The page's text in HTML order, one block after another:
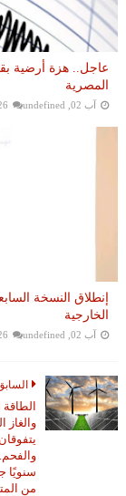
المصرية
آب 02, 2026 undefined
إنطلاق النسخة
الخارجية
آب 02, 2026 undefined
الطاقة
والغاز
سنويًا
من